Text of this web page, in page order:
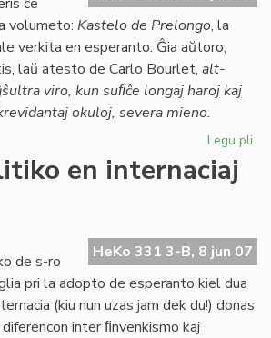
volumeto: Kastelo de Prelongo, la
verkita en esperanto. Ĝia aŭtoro,
laŭ atesto de Carlo Bourlet, alt-
viro, kun suﬁĉe longaj haroj kaj
okuloj, severa mieno.
Legu pli
en
en internaciaj
HeKo 331 3-B, 8 jun 07
de s-ro
pri la adopto de esperanto kiel dua
(kiu nun uzas jam dek du!) donas
inter ﬁnvenkismo kaj